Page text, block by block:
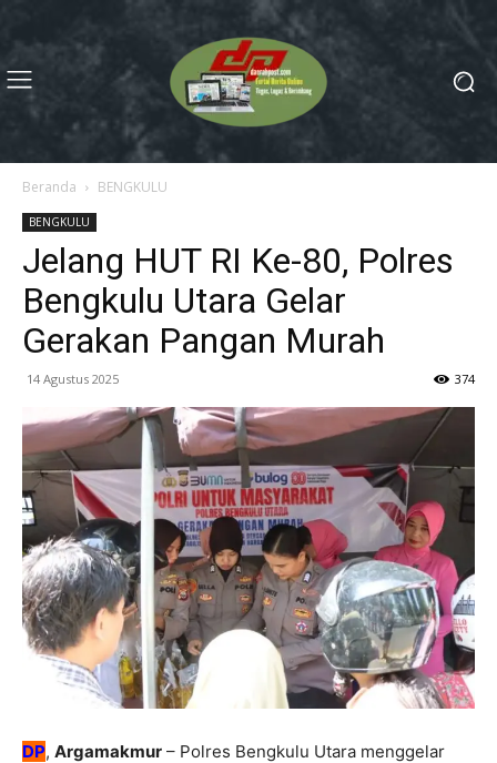
Beranda BENGKULU
BENGKULU
Jelang HUT RI Ke-80, Polres
Bengkulu Utara Gelar
Gerakan Pangan Murah
14 Agustus 2025 374
DP, Argamakmur – Polres Bengkulu Utara menggelar